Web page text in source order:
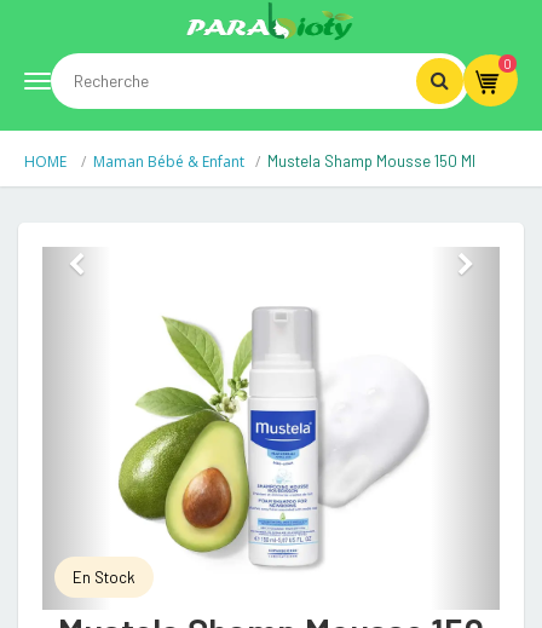
Toggle
navigation
0
HOME Maman Bébé & Enfant Mustela Shamp Mousse 150 Ml
En Stock